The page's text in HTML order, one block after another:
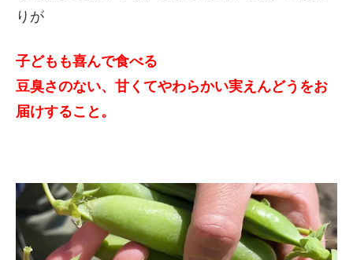
りが
子どもも喜んで食べる
豆臭さのない、甘くてやわらかい実えんどうをお
届けすること。